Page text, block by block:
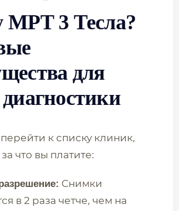
МРТ 3 Тесла?
для
к списку клиник,
что вы платите:
Снимки
в 2 раза четче, чем на